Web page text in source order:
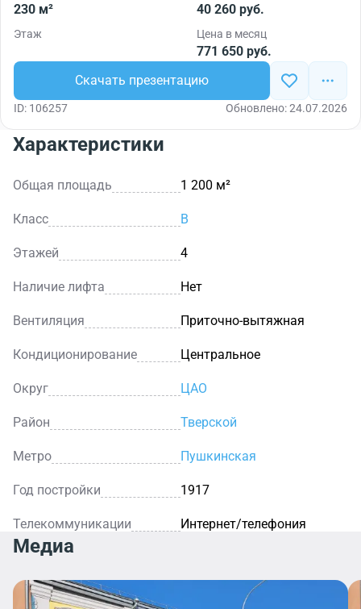
230 м² 40 260 руб.
Этаж Цена в месяц
771 650 руб.
Скачать презентацию
ID: 106257 Обновлено: 24.07.2026
Характеристики
Общая площадь 1 200 м²
Класс B
Этажей 4
Наличие лифта Нет
Вентиляция Приточно-вытяжная
Кондиционирование Центральное
Округ ЦАО
Район Тверской
Метро Пушкинская
Год постройки 1917
Телекоммуникации Интернет/телефония
Медиа